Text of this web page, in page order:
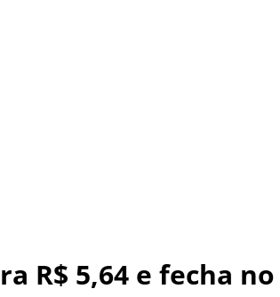
R$ 5,64 e fecha